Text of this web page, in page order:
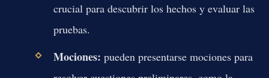
crucial para descubrir los hechos y evaluar las
pruebas.
Mociones: pueden presentarse mociones para